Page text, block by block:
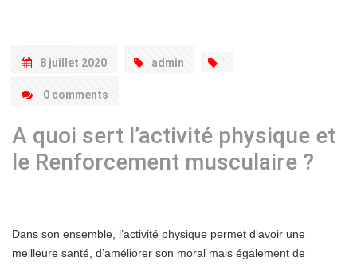
8 juillet 2020 admin
0 comments
A quoi sert l’activité physique et
le Renforcement musculaire ?
Dans son ensemble, l’activité physique permet d’avoir une
meilleure santé, d’améliorer son moral mais également de